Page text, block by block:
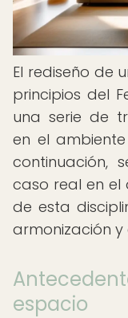
El rediseño de
principios del
una serie de
en el
continuación,
caso real en el
de esta
armonización
espacio